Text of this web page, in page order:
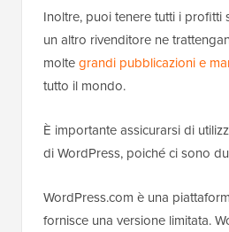
Inoltre, puoi tenere tutti i profitti
un altro rivenditore ne
moltegrandi pubblicazioni e
tutto il mondo.
È importante assicurarsi di
di WordPress, poiché ci sono
WordPress.com è una
fornisce una versione limitata.